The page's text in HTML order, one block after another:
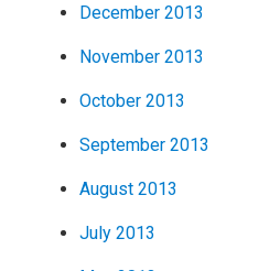
December 2013
November 2013
October 2013
September 2013
August 2013
July 2013